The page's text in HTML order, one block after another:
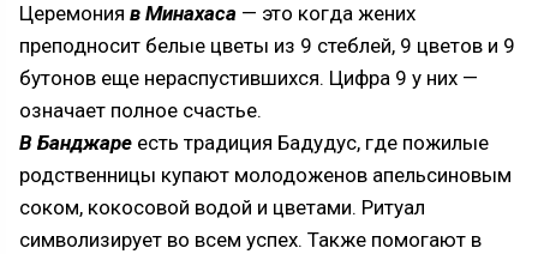
Церемония в Минахаса — это когда жених
преподносит белые цветы из 9 стеблей, 9 цветов и 9
бутонов еще нераспустившихся. Цифра 9 у них —
означает полное счастье.
В Банджаре есть традиция Бадудус, где пожилые
родственницы купают молодоженов апельсиновым
соком, кокосовой водой и цветами. Ритуал
символизирует во всем успех. Также помогают в